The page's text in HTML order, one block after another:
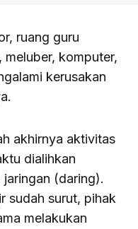
ruang guru
komputer,
kerusakan
akhirnya aktivitas
dialihkan
(daring).
sudah surut, pihak
melakukan